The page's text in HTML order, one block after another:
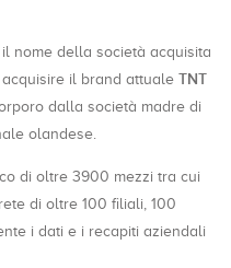
nome della società acquisita
acquisire il brand attuale TNT
dalla società madre di
olandese.
di oltre 3900 mezzi tra cui
di oltre 100 filiali, 100
i dati e i recapiti aziendali